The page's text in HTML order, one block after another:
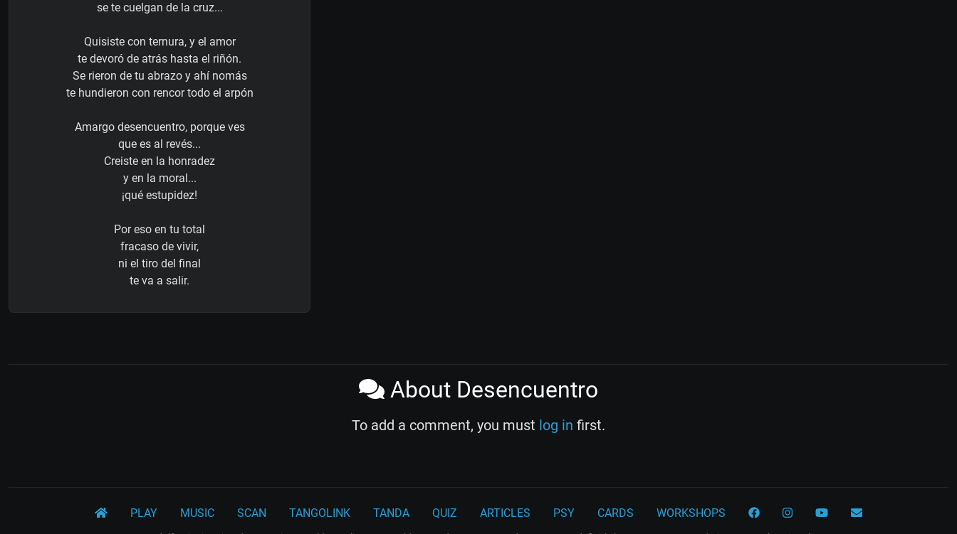
se te cuelgan de la cruz...
Quisiste con ternura, y el amor
te devoró de atrás hasta el riñón.
Se rieron de tu abrazo y ahí nomás
te hundieron con rencor todo el arpón
Amargo desencuentro, porque ves
que es al revés...
Creiste en la honradez
y en la moral...
¡qué estupidez!
Por eso en tu total
fracaso de vivir,
ni el tiro del final
te va a salir.
About Desencuentro
To add a comment, you must log in first.
PLAY MUSIC SCAN TANGOLINK TANDA QUIZ ARTICLES PSY CARDS WORKSHOPS